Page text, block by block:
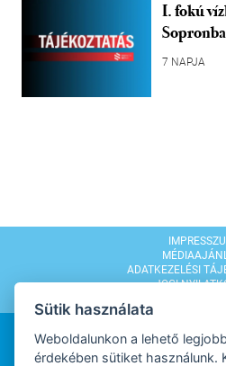
I. fokú
7 NAPJA
ADATKEZELÉSI
JOGI
Sütik használata
Weboldalunkon a lehető
érdekében sütiket használunk.